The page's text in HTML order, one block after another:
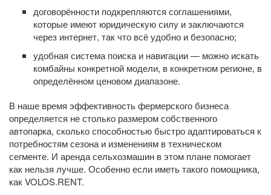
договорённости подкрепляются соглашениями,
которые имеют юридическую силу и заключаются
через интернет, так что всё удобно и безопасно;
удобная система поиска и навигации — можно искать
комбайны конкретной модели, в конкретном регионе, в
определённом ценовом диапазоне.
В наше время эффективность фермерского бизнеса
определяется не столько размером собственного
автопарка, сколько способностью быстро адаптироваться к
потребностям сезона и изменениям в техническом
сегменте. И аренда сельхозмашин в этом плане помогает
как нельзя лучше. Особенно если иметь такого помощника,
как VOLOS.RENT.